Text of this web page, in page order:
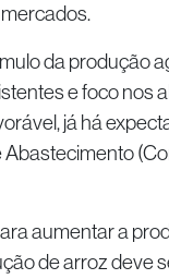
da produção
e foco nos
já há
aumentar a
de arroz deve